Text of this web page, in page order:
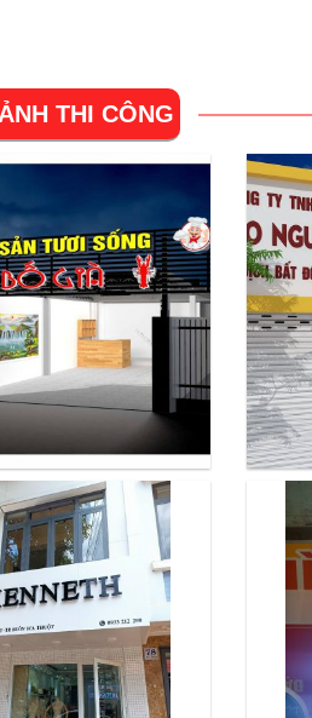
THI CÔNG